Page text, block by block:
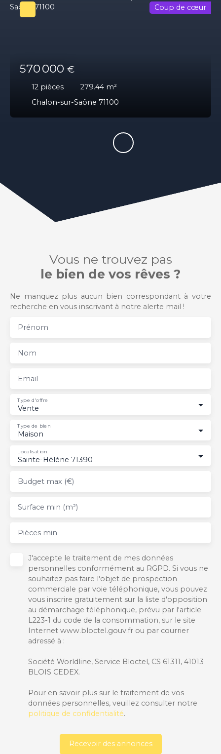
570 000 €
12 pièces 279.44 m²
Chalon-sur-Saône 71100
Coup de cœur
Vous ne trouvez pas
le bien de vos rêves ?
Ne manquez plus aucun bien correspondant à votre
recherche en vous inscrivant à notre alerte mail !
Prénom
Nom
Email
Vente
Type d'offre
Maison
Type de bien
Sainte-Hélène 71390
Localisation
Budget max (€)
Surface min (m²)
Pièces min
J'accepte le traitement de mes données
personnelles conformément au RGPD. Si vous ne
souhaitez pas faire l'objet de prospection
commerciale par voie téléphonique, vous pouvez
vous inscrire gratuitement sur la liste d'opposition
au démarchage téléphonique, prévu par l'article
L223-1 du code de la consommation, sur le site
Internet www.bloctel.gouv.fr ou par courrier
adressé à :
Société Worldline, Service Bloctel, CS 61311, 41013
BLOIS CEDEX.
Pour en savoir plus sur le traitement de vos
données personnelles, veuillez consulter notre
politique de confidentialité.
Recevoir des annonces